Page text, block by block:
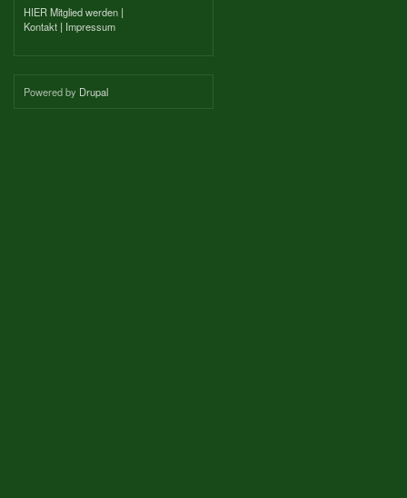
HIER Mitglied werden |
Kontakt | Impressum
Powered by Drupal